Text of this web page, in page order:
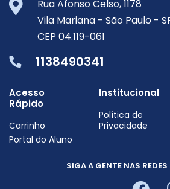
Rua Afonso Celso, 1178
Vila Mariana - São Paulo -
CEP 04.119-061
1138490341
Acesso
Rápido
Carrinho
Portal do Aluno
Institucional
Política de
Privacidade
SIGA A GENTE NAS